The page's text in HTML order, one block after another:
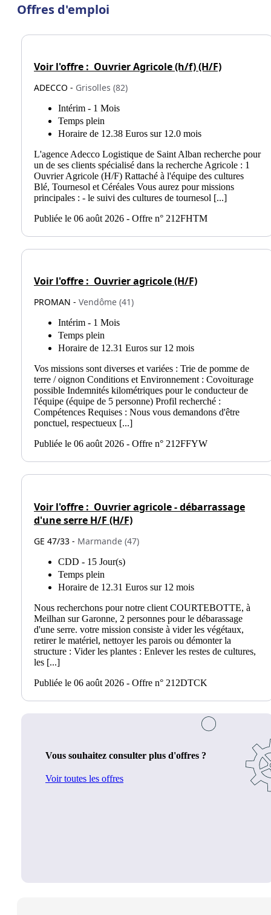
Offres d'emploi
Voir l'offre : Ouvrier Agricole (h/f) (H/F)
ADECCO - Grisolles (82)
Intérim - 1 Mois
Temps plein
Horaire de 12.38 Euros sur 12.0 mois
L'agence Adecco Logistique de Saint Alban recherche pour
un de ses clients spécialisé dans la recherche Agricole : 1
Ouvrier Agricole (H/F) Rattaché à l'équipe des cultures
Blé, Tournesol et Céréales Vous aurez pour missions
principales : - le suivi des cultures de tournesol [...]
Publiée le 06 août 2026 - Offre n° 212FHTM
Voir l'offre : Ouvrier agricole (H/F)
PROMAN - Vendôme (41)
Intérim - 1 Mois
Temps plein
Horaire de 12.31 Euros sur 12 mois
Vos missions sont diverses et variées : Trie de pomme de
terre / oignon Conditions et Environnement : Covoiturage
possible Indemnités kilométriques pour le conducteur de
l'équipe (équipe de 5 personne) Profil recherché :
Compétences Requises : Nous vous demandons d'être
ponctuel, respectueux [...]
Publiée le 06 août 2026 - Offre n° 212FFYW
Voir l'offre : Ouvrier agricole - débarrassage
d'une serre H/F (H/F)
GE 47/33 - Marmande (47)
CDD - 15 Jour(s)
Temps plein
Horaire de 12.31 Euros sur 12 mois
Nous recherchons pour notre client COURTEBOTTE, à
Meilhan sur Garonne, 2 personnes pour le débarassage
d'une serre. votre mission consiste à vider les végétaux,
retirer le matériel, nettoyer les parois ou démonter la
structure : Vider les plantes : Enlever les restes de cultures,
les [...]
Publiée le 06 août 2026 - Offre n° 212DTCK
Vous souhaitez consulter plus d'offres ?
Voir toutes les offres